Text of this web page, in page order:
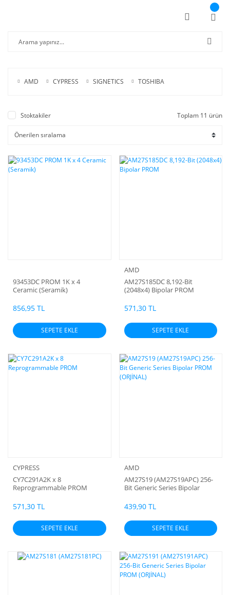
AMD CYPRESS SIGNETICS TOSHIBA
Stoktakiler Toplam 11 ürün
93453DC PROM 1K x 4
Ceramic (Seramik)
856,95 TL
SEPETE EKLE
AMD
AM27S185DC 8,192-Bit
(2048x4) Bipolar PROM
571,30 TL
SEPETE EKLE
CYPRESS
CY7C291A2K x 8
Reprogrammable PROM
571,30 TL
SEPETE EKLE
AMD
AM27S19 (AM27S19APC) 256-
Bit Generic Series Bipolar
439,90 TL
SEPETE EKLE